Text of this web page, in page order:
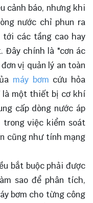
cảnh báo, nhưng khi
nước chỉ phun ra
tới các tầng cao hay
Đây chính là "cơn ác
vị quản lý an toàn
máy bơm cứu hỏa
một thiết bị cơ khí
cấp dòng nước áp
trong việc kiểm soát
cũng như tính mạng
bắt buộc phải được
sao để phân tích,
bơm cho từng công